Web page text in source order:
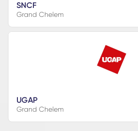
SNCF
Grand Chelem
UGAP
Grand Chelem